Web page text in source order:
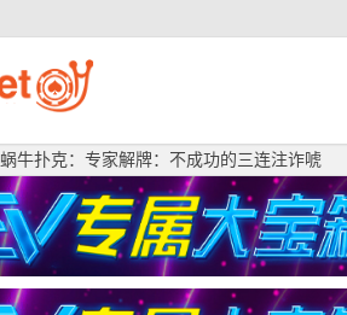
蜗牛扑克：专家解牌：不成功的三连注诈唬